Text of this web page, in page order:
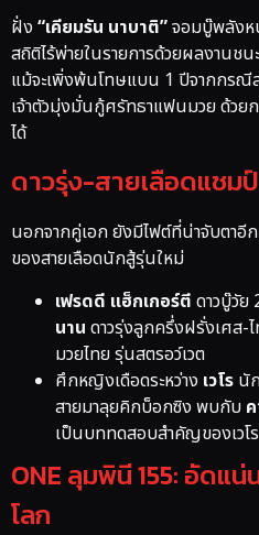
ฝั่ง “เคียมรัน นาบาติ”จอมบู๊พลังห
สถิติไร้พ่ายในรายการด้วยผลงานช
แม้จะเพิ่งพ้นโทษแบน 1 ปีจากกรณี
เจ้าตัวมุ่งมั่นกู้ศรัทธาแฟนมวย ด้วย
ได้
ดาวรุ่ง-สายเลือดแชม
นอกจากคู่เอก ยังมีไฟต์ที่น่าจับตาอีก
ของสายเลือดนักสู้รุ่นใหม่
เฟรดดี แฮ็กเกอร์ตี ดาวบู๊วัย
นาน ดาวรุ่งลูกครึ่งฝรั่งเศส-
มวยไทย รุ่นสตรอว์เวต
ศึกหญิงเดือดระหว่าง เวโร นั
สายมาลุยคิกบ็อกซิง พบกับ
เป็นบททดสอบสำคัญของเวโ
ONE ลุมพินี 155: อัดแ
โลก